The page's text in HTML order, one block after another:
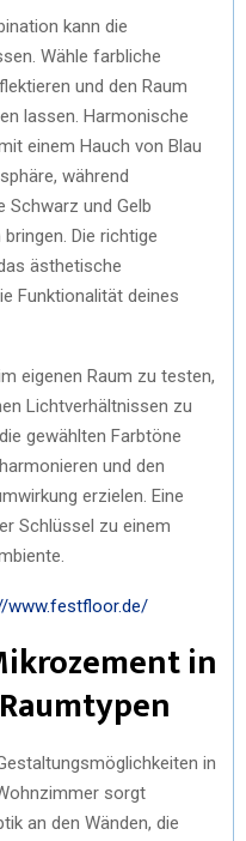
kann die
Wähle farbliche
und den Raum
lassen. Harmonische
einem Hauch von Blau
während
Schwarz und Gelb
Die richtige
ästhetische
Funktionalität deines
eigenen Raum zu testen,
Lichtverhältnissen zu
gewählten Farbtöne
und den
erzielen. Eine
Schlüssel zu einem
www.festfloor.de/
in
in
sorgt
an den Wänden, die